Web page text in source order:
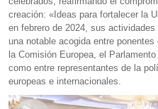
creación: «Ideas para fortalecer la
en febrero de 2024, sus
una notable acogida entre
la Comisión Europea, el
como entre representantes de la
europeas e internacionales.